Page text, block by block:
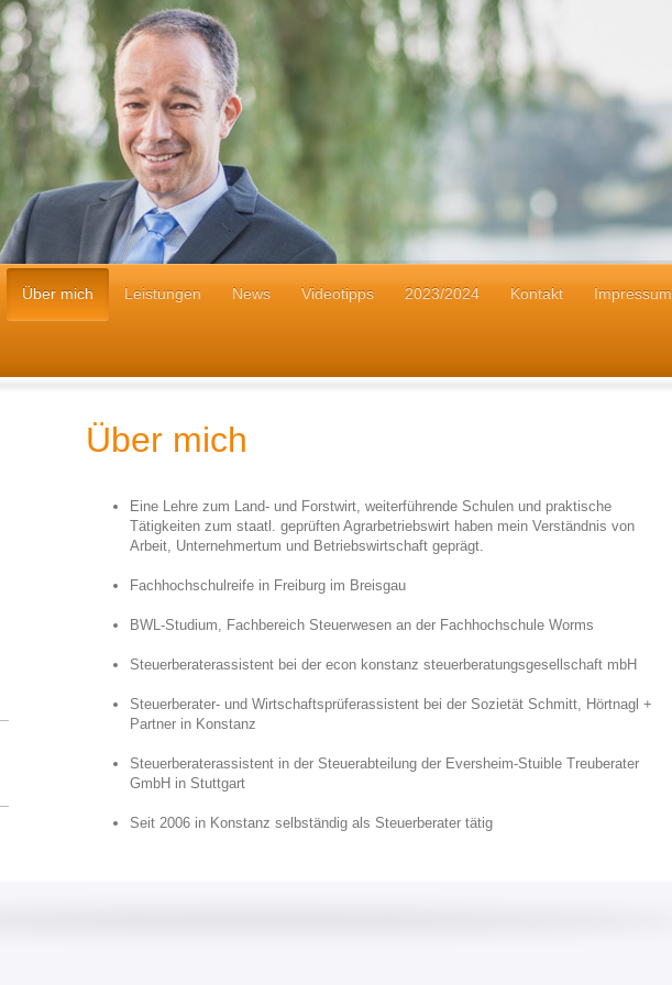
Über mich Leistungen News Videotipps 2023/2024 Kontakt Impressum
Über mich
Eine Lehre zum Land- und Forstwirt, weiterführende Schulen und praktische
Tätigkeiten zum staatl. geprüften Agrarbetriebswirt haben mein Verständnis von
Arbeit, Unternehmertum und Betriebswirtschaft geprägt.
Fachhochschulreife in Freiburg im Breisgau
BWL-Studium, Fachbereich Steuerwesen an der Fachhochschule Worms
Steuerberaterassistent bei der econ konstanz steuerberatungsgesellschaft mbH
Steuerberater- und Wirtschaftsprüferassistent bei der Sozietät Schmitt, Hörtnagl +
Partner in Konstanz
Steuerberaterassistent in der Steuerabteilung der Eversheim-Stuible Treuberater
GmbH in Stuttgart
Seit 2006 in Konstanz selbständig als Steuerberater tätig